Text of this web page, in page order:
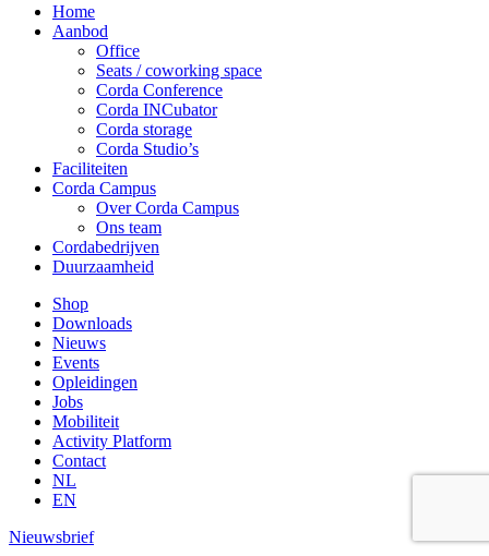
Home
Aanbod
Office
Seats / coworking space
Corda Conference
Corda INCubator
Corda storage
Corda Studio’s
Faciliteiten
Corda Campus
Over Corda Campus
Ons team
Cordabedrijven
Duurzaamheid
Shop
Downloads
Nieuws
Events
Opleidingen
Jobs
Mobiliteit
Activity Platform
Contact
NL
EN
Nieuwsbrief